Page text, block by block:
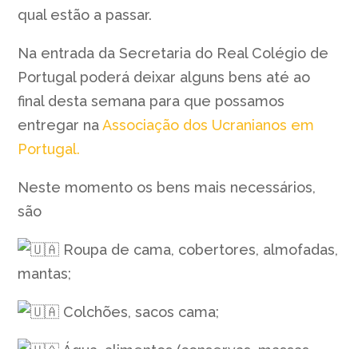
qual estão a passar.
Na entrada da Secretaria do Real Colégio de
Portugal poderá deixar alguns bens até ao
final desta semana para que possamos
entregar naAssociação dos Ucranianos em
Portugal.
Neste momento os bens mais necessários,
são
Roupa de cama, cobertores, almofadas,
mantas;
Colchões, sacos cama;